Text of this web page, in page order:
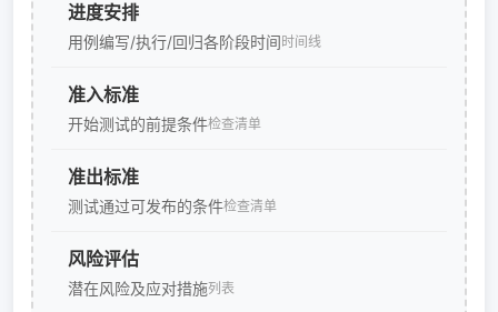
进度安排
用例编写/执行/回归各阶段时间时间线
准入标准
开始测试的前提条件检查清单
准出标准
测试通过可发布的条件检查清单
风险评估
潜在风险及应对措施列表